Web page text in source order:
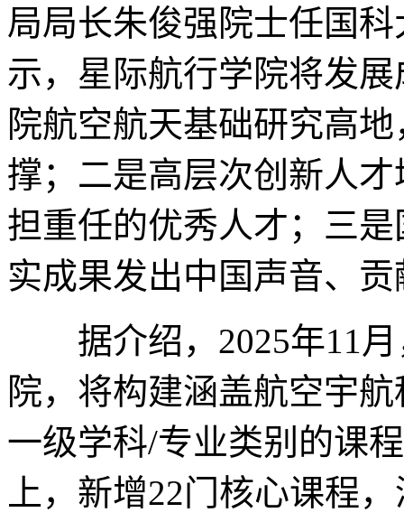
局局长朱俊强院士任国
示，星际航行学院将发
院航空航天基础研究高
撑；二是高层次创新人
担重任的优秀人才；三
实成果发出中国声音、
据介绍，2025年11月
院，将构建涵盖航空宇
一级学科/专业类别的课
上，新增22门核心课程